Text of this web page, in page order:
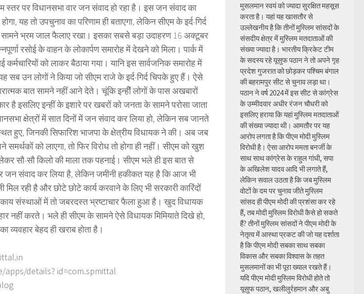
पर विधानसभा वार जन संवाद हो रहा है। इस जन संवाद का
यह तो उपचुनाव का परिणाम ही बताएगा, लेकिन सीएम के इर्द-गिर्द
भ्रम जाल फैलाए रखा। इसका सबसे बड़ा उदाहरण 16 अक्टूबर
रसोई के वाहन के लोकार्पण समारोह में देखने को मिला। पार्क में
को लाकर बैठाया गया। यानि इस सार्वजनिक समारोह में
सब उन लोगों ने किया जो सीएम राजे के इर्द-गिर्द चिपके हुए हैं। ऐसे
बात सामने नहीं आने देते। चूंकि इन्हीें लोगों के पास अखबारों
है इसलिए इन्हीं के इशारे पर खबरों को जनता के सामने परोसा जाता
क्षेत्रों में सात दिनों में जन संवाद कर लिया हो, लेकिन सब जानते
हुए, जिनकी सिफारिश भाजपा के क्षेत्रीय विधायक ने की। अब जब
को लाएगा, तो फिर विरोध तो होगा ही नहीं। सीएम को खुश
सौ-सौ किलो की माला तक पहनाई। सीएम भले ही इस बात से
जन संवाद कर लिया है, लेकिन जमीनी हकीकत यह है कि आज भी
मिल रही है और छोटे छोटे कार्य करवाने के लिए भी सरकारी कारिंदों
संस्थाओं में तो जबरदस्त भ्रष्टाचार फैला हुआ है। खुद विधायक
नहीं करते। भले ही सीएम के सामने ऐसे विधायक मिमियाते दिखे हो,
व्यवहार बेहद ही खराब होता है।
details? id=com.spmittal
मुसलमान स्वयं को ज्यादा सुरक्षित महसूस
करता है। यहां यह खासतौर से
उल्लेखनीय है कि तीनों मुस्लिम सांसदों के
संसदीय क्षेत्र में मुस्लिम मतदाताओं की
संख्या ज्यादा है। भारतीय क्रिकेट टीम
के सदस्य रहे यूसुफ पठान ने तो अपने गृह
प्रदेश गुजरात को छोड़कर पश्चिम बंगाल
की बहरामपुर सीट से चुनाव लड़ा था।
पठान ने वर्ष 2024 में इस सीट से कांग्रेस
के उम्मीदवार अधीर रंजन चौधरी को
इसलिए हराया कि यहां मुस्लिम मतदाताओं
की संख्या ज्यादा थी। आमतौर पर यह
आरोप लगता है कि पीएम मोदी मुस्लिम
विरोधी है। ऐसा आरोप ममता बनर्जी के
साथ साथ कांग्रेस के राहुल गांधी, सपा
के अखिलेश यादव आदि भी लगाते हैं,
लेकिन सवाल उठता है कि जब मुस्लिम
वोटों के दम पर चुनाव जीते मुस्लिम
सांसद ही पीएम मोदी की प्रशंसा कर रहे
हैं, तब मोदी मुस्लिम विरोधी कैसे हो सकते
हैं? तीनों मुस्लिम सांसदों ने पीएम मोदी के
नेतृत्व में आस्था प्रकट की जो यह दर्शाता
है कि पीएम मोदी सबका साथ सबका
विकास और सबका विश्वास के तहत
मुसलमानों का भी पूरा ख्याल रखते हैं।
यदि पीएम मोदी मुस्लिम विरोधी होते तो
यूसुफ पठान, खलीलुर्रहमान और अबु